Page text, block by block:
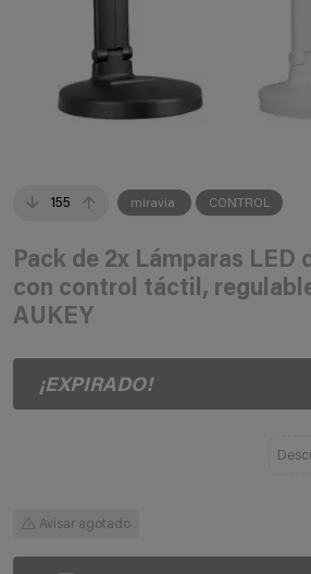
155 miravia CONTROL
Pack de 2x Lámparas LED
con control táctil,
AUKEY
¡EXPIRADO!
Avisar agotado